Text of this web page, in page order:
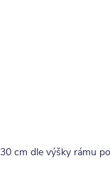
cm dle výšky rámu